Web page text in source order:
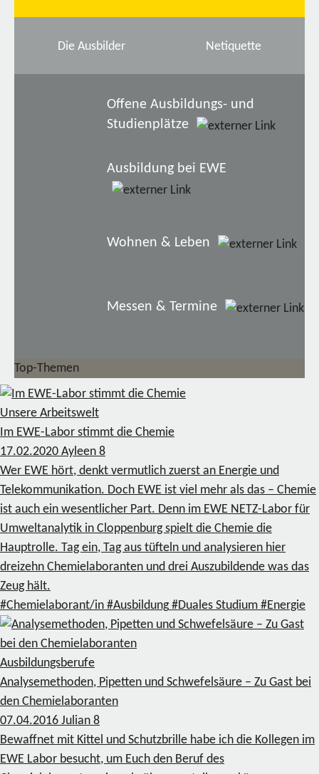
Die Ausbilder Netiquette
Offene Ausbildungs- und
Studienplätze
Ausbildung bei EWE
Wohnen & Leben
Messen & Termine
Top-Themen
Unsere Arbeitswelt
Im EWE-Labor stimmt die Chemie
17.02.2020 Ayleen 8
Wer EWE hört, denkt vermutlich zuerst an Energie und
Telekommunikation. Doch EWE ist viel mehr als das – Chemie
ist auch ein wesentlicher Part. Denn im EWE NETZ-Labor für
Umweltanalytik in Cloppenburg spielt die Chemie die
Hauptrolle. Tag ein, Tag aus tüfteln und analysieren hier
dreizehn Chemielaboranten und drei Auszubildende was das
Zeug hält.
#Chemielaborant/in #Ausbildung #Duales Studium #Energie
Ausbildungsberufe
Analysemethoden, Pipetten und Schwefelsäure – Zu Gast bei
den Chemielaboranten
07.04.2016 Julian 8
Bewaffnet mit Kittel und Schutzbrille habe ich die Kollegen im
EWE Labor besucht, um Euch den Beruf des